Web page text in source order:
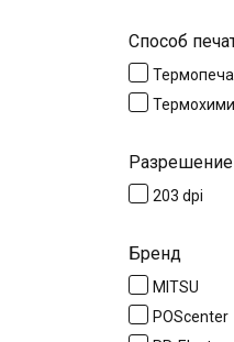
Способ
Разрешение
203 dpi
Бренд
MITSU
POScenter